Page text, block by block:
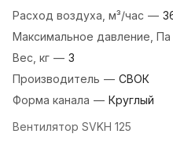
Расход воздуха, м³/час —
Максимальное давление, Па
Вес, кг — 3
Производитель — СВОК
Форма канала — Круглый
Вентилятор SVKH 125